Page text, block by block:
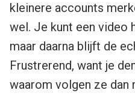
kleinere accounts
wel. Je kunt een video
maar daarna blijft de
Frustrerend, want je
waarom volgen ze dan